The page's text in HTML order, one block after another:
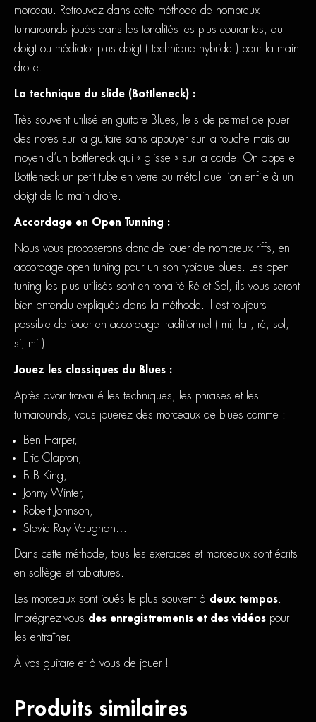
morceau. Retrouvez dans cette méthode de nombreux
turnarounds joués dans les tonalités les plus courantes, au
doigt ou médiator plus doigt ( technique hybride ) pour la main
droite.
La technique du slide (Bottleneck) :
Très souvent utilisé en guitare Blues, le slide permet de jouer
des notes sur la guitare sans appuyer sur la touche mais au
moyen d’un bottleneck qui « glisse » sur la corde. On appelle
Bottleneck un petit tube en verre ou métal que l’on enfile à un
doigt de la main droite.
Accordage en Open Tunning :
Nous vous proposerons donc de jouer de nombreux riffs, en
accordage open tuning pour un son typique blues. Les open
tuning les plus utilisés sont en tonalité Ré et Sol, ils vous seront
bien entendu expliqués dans la méthode. Il est toujours
possible de jouer en accordage traditionnel ( mi, la , ré, sol,
si, mi )
Jouez les classiques du Blues :
Après avoir travaillé les techniques, les phrases et les
turnarounds, vous jouerez des morceaux de blues comme :
Ben Harper,
Eric Clapton,
B.B King,
Johny Winter,
Robert Johnson,
Stevie Ray Vaughan…
Dans cette méthode, tous les exercices et morceaux sont écrits
en solfège et tablatures.
Les morceaux sont joués le plus souvent à deux tempos
Imprégnez-vous des enregistrements et des vidéos pour
les entraîner.
À vos guitare et à vous de jouer !
Produits similaires